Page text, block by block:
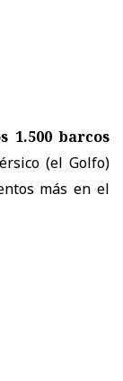
1.500 barcos
(el Golfo)
más en el